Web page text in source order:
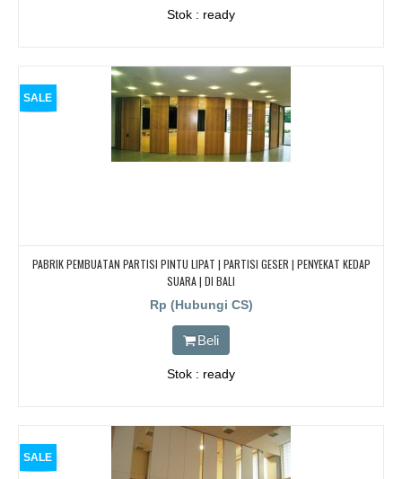
Stok : ready
SALE
PABRIK PEMBUATAN PARTISI PINTU LIPAT | PARTISI GESER | PENYEKAT KEDAP
SUARA | DI BALI
Rp (Hubungi CS)
Beli
Stok : ready
SALE